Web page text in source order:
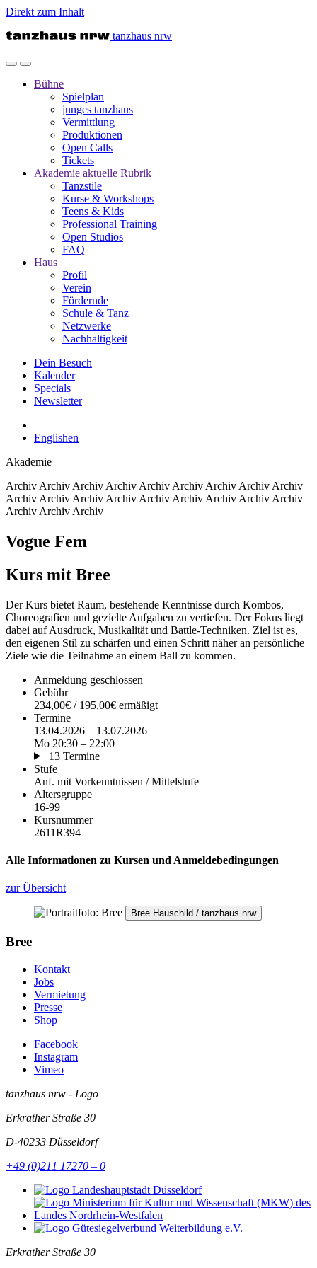
Direkt zum Inhalt
tanzhaus nrw
Bühne
Spielplan
junges tanzhaus
Vermittlung
Produktionen
Open Calls
Tickets
Akademie aktuelle Rubrik
Tanzstile
Kurse & Workshops
Teens & Kids
Professional Training
Open Studios
FAQ
Haus
Profil
Verein
Fördernde
Schule & Tanz
Netzwerke
Nachhaltigkeit
Dein Besuch
Kalender
Specials
Newsletter
Englishen
Akademie
Archiv Archiv Archiv Archiv Archiv Archiv Archiv Archiv Archiv
Archiv Archiv Archiv Archiv Archiv Archiv Archiv Archiv Archiv
Archiv Archiv Archiv
Vogue Fem
Kurs mit Bree
Der Kurs bietet Raum, bestehende Kenntnisse durch Kombos,
Choreografien und gezielte Aufgaben zu vertiefen. Der Fokus liegt
dabei auf Ausdruck, Musikalität und Battle-Techniken. Ziel ist es,
den eigenen Stil zu schärfen und einen Schritt näher an persönliche
Ziele wie die Teilnahme an einem Ball zu kommen.
Anmeldung geschlossen
Gebühr
234,00€ / 195,00€ ermäßigt
Termine
13.04.2026 – 13.07.2026
Mo 20:30 – 22:00
13 Termine
Stufe
Anf. mit Vorkenntnissen / Mittelstufe
Altersgruppe
16-99
Kursnummer
2611R394
Alle Informationen zu Kursen und Anmeldebedingungen
zur Übersicht
Bree Hauschild / tanzhaus nrw
Bree
Kontakt
Jobs
Vermietung
Presse
Shop
Facebook
Instagram
Vimeo
tanzhaus nrw - Logo
Erkrather Straße 30
D-40233 Düsseldorf
+49 (0)211 17270 – 0
Erkrather Straße 30